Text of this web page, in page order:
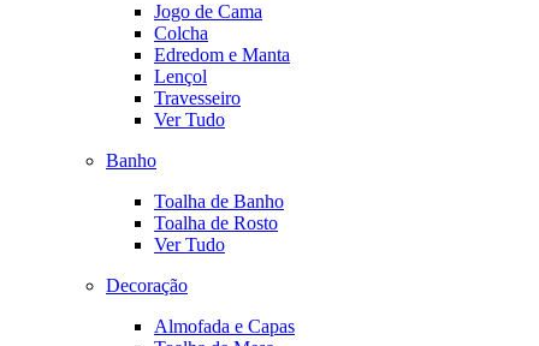
Jogo de Cama
Colcha
Edredom e Manta
Lençol
Travesseiro
Ver Tudo
Banho
Toalha de Banho
Toalha de Rosto
Ver Tudo
Decoração
Almofada e Capas